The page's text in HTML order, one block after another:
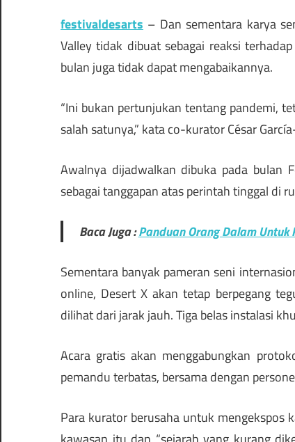
festivaldesarts – Dan sementara karya
Valley tidak dibuat sebagai reaksi
bulan juga tidak dapat mengabaikannya.
“Ini bukan pertunjukan tentang pandemi,
salah satunya,” kata co-kurator César
Awalnya dijadwalkan dibuka pada bulan
sebagai tanggapan atas perintah tinggal di
Baca Juga :Panduan Orang Dalam Untuk
Sementara banyak pameran seni
online, Desert X akan tetap berpegang
dilihat dari jarak jauh. Tiga belas instalasi
Acara gratis akan menggabungkan
pemandu terbatas, bersama dengan
Para kurator berusaha untuk mengekspos